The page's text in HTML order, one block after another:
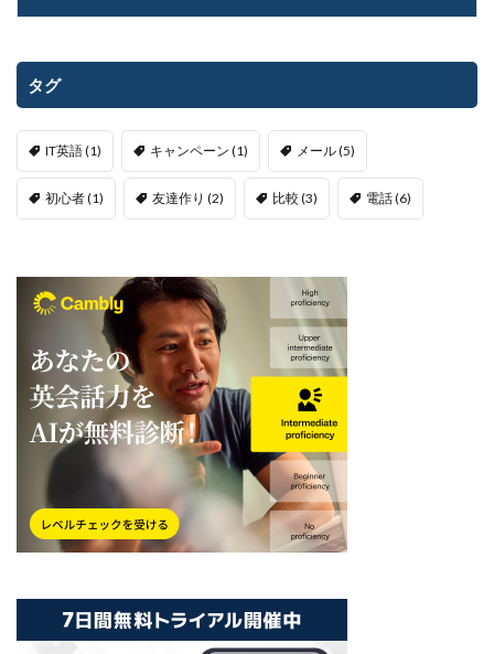
タグ
IT英語(1) キャンペーン (1) メール(5)
初心者(1) 友達作り (2) 比較 (3) 電話(6)